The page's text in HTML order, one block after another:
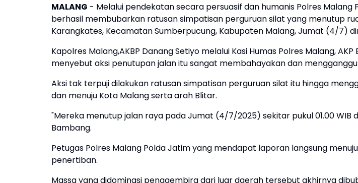
MALANG - Melalui pendekatan secara persuasif dan humanis Polres Malang
berhasil membubarkan ratusan simpatisan perguruan silat yang menutup
Karangkates, Kecamatan Sumberpucung, Kabupaten Malang, Jumat (4/7)
Kapolres Malang,AKBP Danang Setiyo melalui Kasi Humas Polres Malang,
menyebut aksi penutupan jalan itu sangat membahayakan dan
Aksi tak terpuji dilakukan ratusan simpatisan perguruan silat itu hingga
dan menuju Kota Malang serta arah Blitar.
"Mereka menutup jalan raya pada Jumat (4/7/2025) sekitar pukul 01.00 WIB
Bambang.
Petugas Polres Malang Polda Jatim yang mendapat laporan langsung
penertiban.
Massa yang didominasi penggembira dari luar daerah tersebut akhirnya